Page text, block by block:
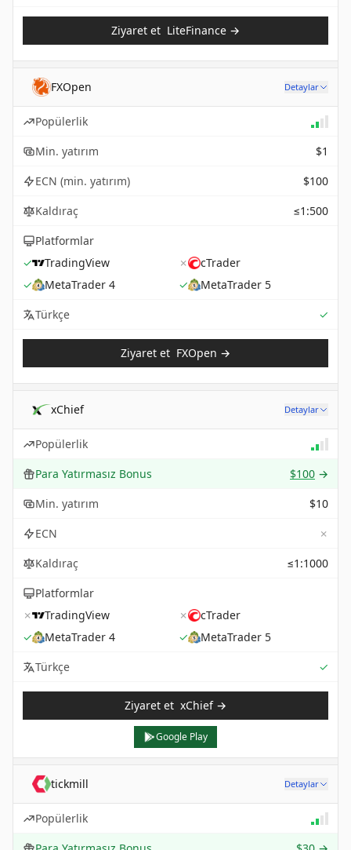
Ziyaret et LiteFinance →
FXOpen Detaylar
Popülerlik
Min. yatırım
$1
ECN (min. yatırım)
$100
Kaldıraç
≤1:500
Platformlar
✓
TradingView ✗
cTrader
✓
MetaTrader 4 ✓
MetaTrader 5
Türkçe
✓
Ziyaret et FXOpen →
xChief Detaylar
Popülerlik
Para Yatırmasız Bonus
$100 →
Min. yatırım
$10
ECN
✗
Kaldıraç
≤1:1000
Platformlar
✗
TradingView ✗
cTrader
✓
MetaTrader 4 ✓
MetaTrader 5
Türkçe
✓
Ziyaret et xChief→
Google Play
tickmill Detaylar
Popülerlik